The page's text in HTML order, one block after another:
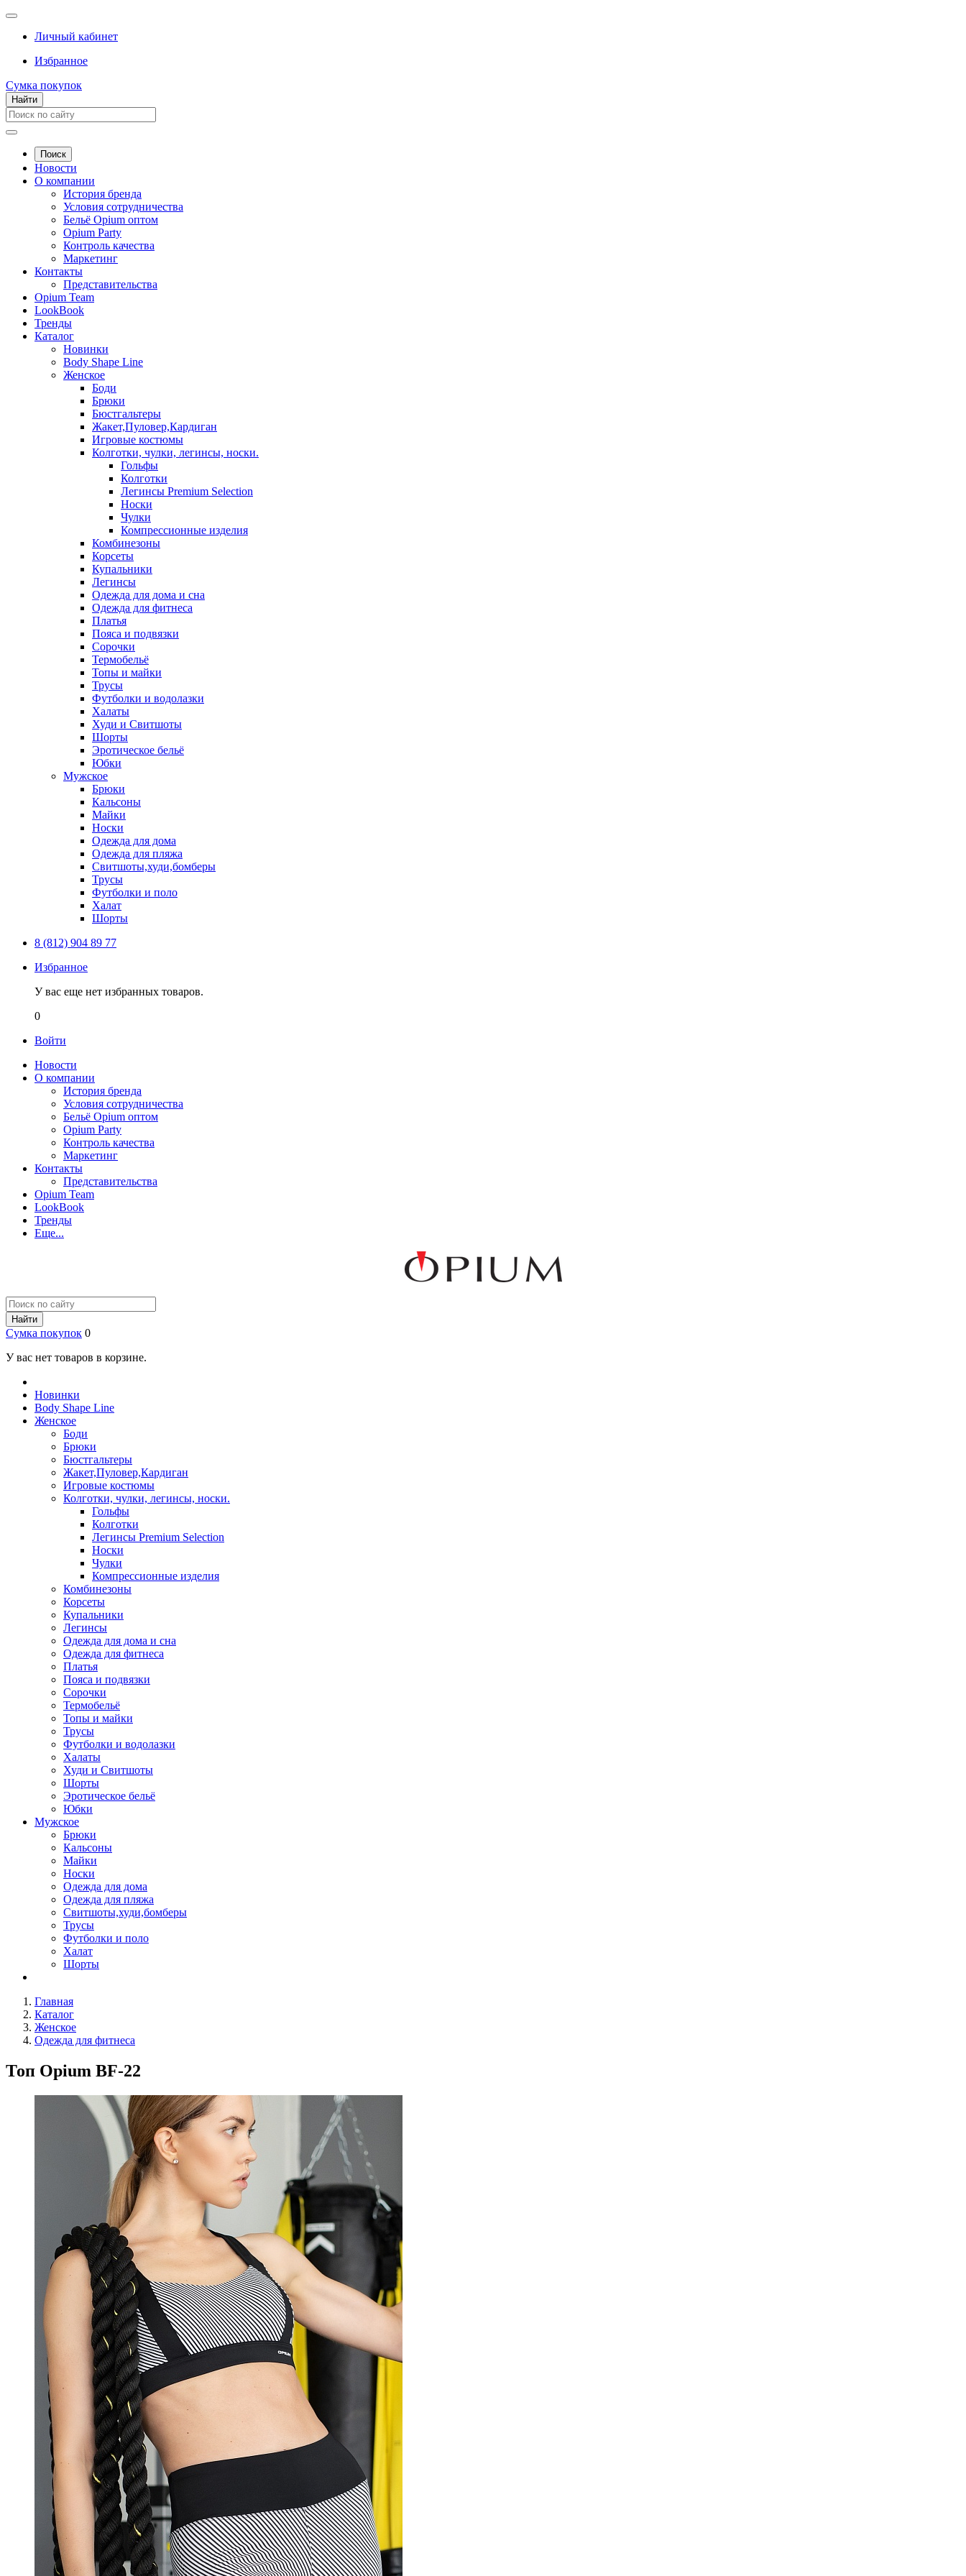
Личный кабинет
Избранное
Сумка покупок
Найти
Поиск
Новости
О компании
История бренда
Условия сотрудничества
Бельё Opium оптом
Opium Party
Контроль качества
Маркетинг
Контакты
Представительства
Opium Team
LookBook
Тренды
Каталог
Новинки
Body Shape Line
Женское
Боди
Брюки
Бюстгальтеры
Жакет,Пуловер,Кардиган
Игровые костюмы
Колготки, чулки, легинсы, носки.
Гольфы
Колготки
Легинсы Premium Selection
Носки
Чулки
Компрессионные изделия
Комбинезоны
Корсеты
Купальники
Легинсы
Одежда для дома и сна
Одежда для фитнеса
Платья
Пояса и подвязки
Сорочки
Термобельё
Топы и майки
Трусы
Футболки и водолазки
Халаты
Худи и Свитшоты
Шорты
Эротическое бельё
Юбки
Мужское
Брюки
Кальсоны
Майки
Носки
Одежда для дома
Одежда для пляжа
Свитшоты,худи,бомберы
Трусы
Футболки и поло
Халат
Шорты
8 (812) 904 89 77
Избранное
У вас еще нет избранных товаров.
0
Войти
Новости
О компании
История бренда
Условия сотрудничества
Бельё Opium оптом
Opium Party
Контроль качества
Маркетинг
Контакты
Представительства
Opium Team
LookBook
Тренды
Еще...
Найти
Сумка покупок 0
У вас нет товаров в корзине.
Новинки
Body Shape Line
Женское
Боди
Брюки
Бюстгальтеры
Жакет,Пуловер,Кардиган
Игровые костюмы
Колготки, чулки, легинсы, носки.
Гольфы
Колготки
Легинсы Premium Selection
Носки
Чулки
Компрессионные изделия
Комбинезоны
Корсеты
Купальники
Легинсы
Одежда для дома и сна
Одежда для фитнеса
Платья
Пояса и подвязки
Сорочки
Термобельё
Топы и майки
Трусы
Футболки и водолазки
Халаты
Худи и Свитшоты
Шорты
Эротическое бельё
Юбки
Мужское
Брюки
Кальсоны
Майки
Носки
Одежда для дома
Одежда для пляжа
Свитшоты,худи,бомберы
Трусы
Футболки и поло
Халат
Шорты
Главная
Каталог
Женское
Одежда для фитнеса
Топ Opium BF-22